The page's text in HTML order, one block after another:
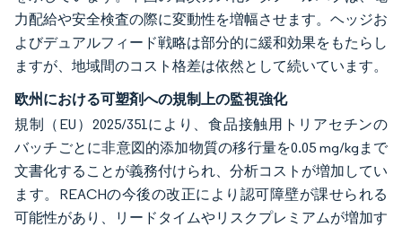
力配給や安全検査の際に変動性を増幅させます。ヘッジお
よびデュアルフィード戦略は部分的に緩和効果をもたらし
ますが、地域間のコスト格差は依然として続いています。
欧州における可塑剤への規制上の監視強化
規制（EU）2025/351により、食品接触用トリアセチンの
バッチごとに非意図的添加物質の移行量を0.05 mg/kgまで
文書化することが義務付けられ、分析コストが増加してい
ます。REACHの今後の改正により認可障壁が課せられる
可能性があり、リードタイムやリスクプレミアムが増加す